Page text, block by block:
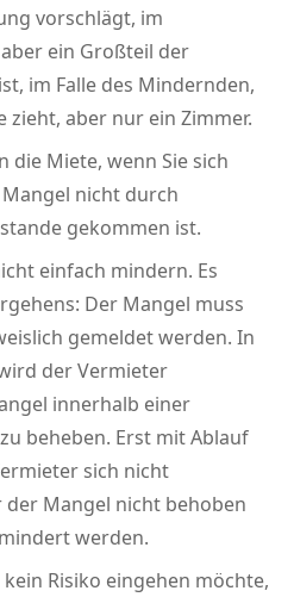
vorschlägt, im
ein Großteil der
im Falle des Mindernden,
zieht, aber nur ein Zimmer.
die Miete, wenn Sie sich
nicht durch
gekommen ist.
einfach mindern. Es
Der Mangel muss
gemeldet werden. In
der Vermieter
innerhalb einer
beheben. Erst mit Ablauf
sich nicht
Mangel nicht behoben
werden.
Risiko eingehen möchte,